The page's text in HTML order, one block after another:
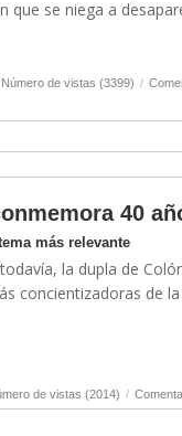
que se niega a
Número de vistas (3399) /
40
más relevante
la dupla de
concientizadoras de
de vistas (2014) /